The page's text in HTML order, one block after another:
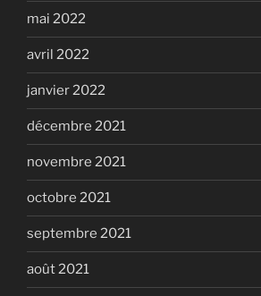
mai 2022
avril 2022
janvier 2022
décembre 2021
novembre 2021
octobre 2021
septembre 2021
août 2021